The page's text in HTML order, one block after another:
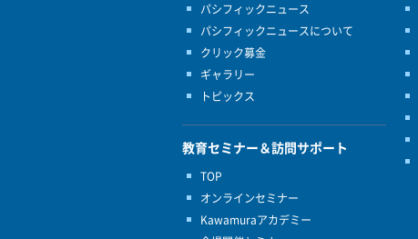
パシフィックニュース
パシフィックニュースについて
クリック募金
ギャラリー
トピックス
教育セミナー＆訪問サポート
TOP
オンラインセミナー
Kawamuraアカデミー